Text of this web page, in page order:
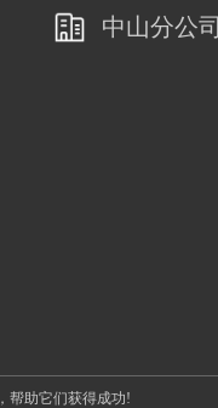
中山分公司
帮助它们获得成功!